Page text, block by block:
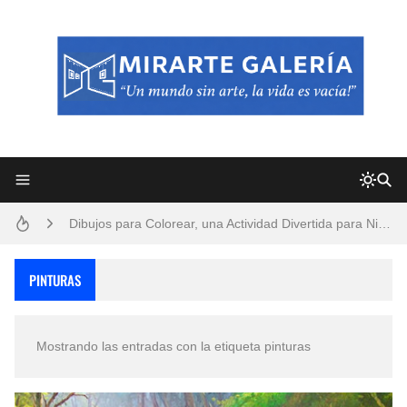
San Valentín Dibujos a Lápiz del 14 de Febrero
Rostros Bellos, La Perfección del Dibujo A Lápiz, Biryulina Vita
PINTURAS
Mostrando las entradas con la etiqueta pinturas